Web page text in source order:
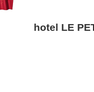
hotel LE